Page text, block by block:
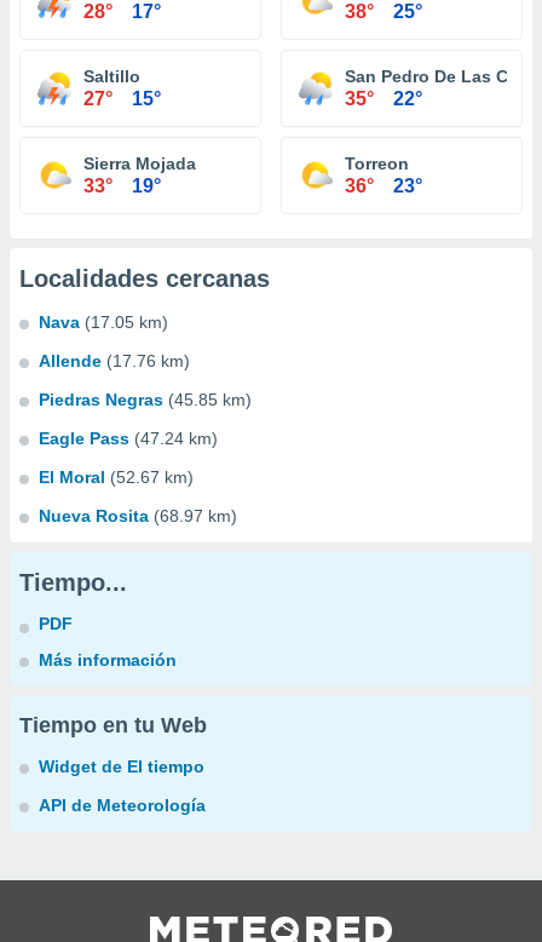
28° 17° 38° 25°
Saltillo
27° 15°
San Pedro De Las
35° 22°
Sierra Mojada
33° 19°
Torreon
36° 23°
Localidades cercanas
Nava (17.05 km)
Allende (17.76 km)
Piedras Negras (45.85 km)
Eagle Pass (47.24 km)
El Moral (52.67 km)
Nueva Rosita (68.97 km)
Tiempo...
PDF
Más información
Tiempo en tu Web
Widget de El tiempo
API de Meteorología